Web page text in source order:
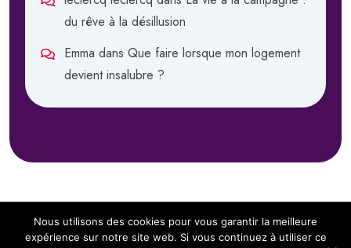
du rêve à la désillusion
Emma dans Que faire lorsque mon logement
devient insalubre ?
Nous utilisons des cookies pour vous garantir la meilleure
expérience sur notre site web. Si vous continuez à utiliser ce